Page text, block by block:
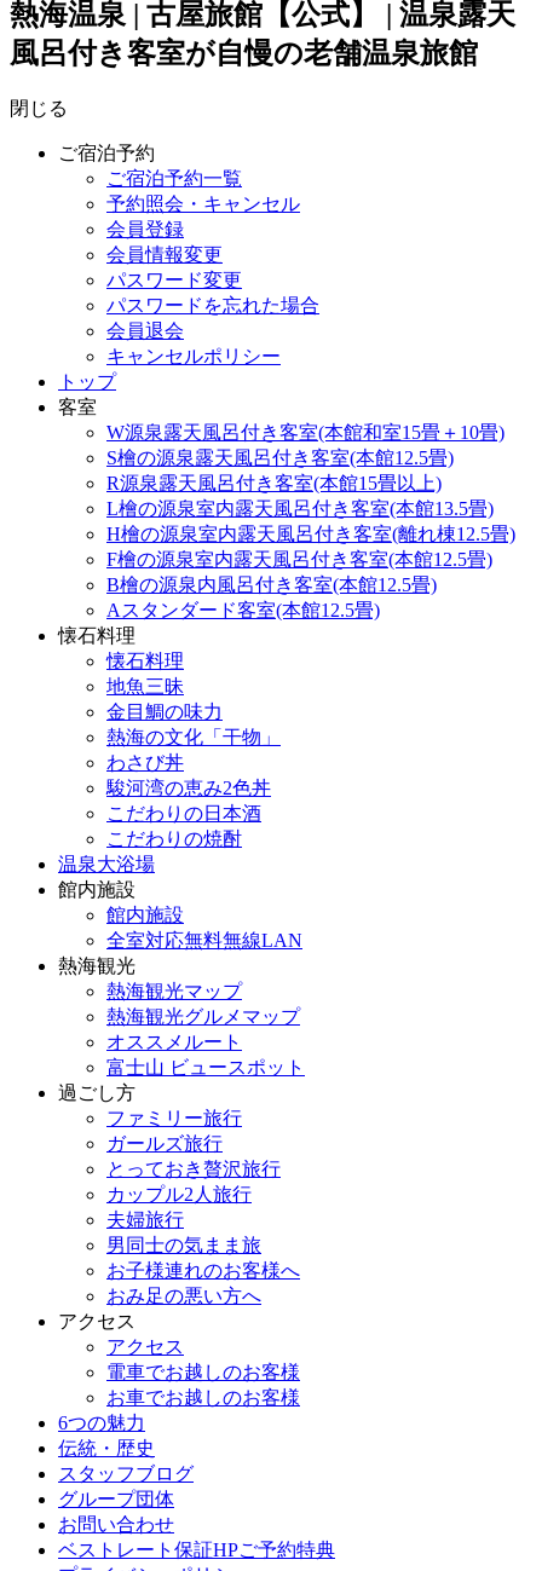
熱海温泉 | 古屋旅館【公式】 | 温泉露天
風呂付き客室が自慢の老舗温泉旅館
閉じる
ご宿泊予約
ご宿泊予約一覧
予約照会・キャンセル
会員登録
会員情報変更
パスワード変更
パスワードを忘れた場合
会員退会
キャンセルポリシー
トップ
客室
W源泉露天風呂付き客室(本館和室15畳＋10畳)
S檜の源泉露天風呂付き客室(本館12.5畳)
R源泉露天風呂付き客室(本館15畳以上)
L檜の源泉室内露天風呂付き客室(本館13.5畳)
H檜の源泉室内露天風呂付き客室(離れ棟12.5畳)
F檜の源泉室内露天風呂付き客室(本館12.5畳)
B檜の源泉内風呂付き客室(本館12.5畳)
Aスタンダード客室(本館12.5畳)
懐石料理
懐石料理
地魚三昧
金目鯛の味力
熱海の文化「干物」
わさび丼
駿河湾の恵み2色丼
こだわりの日本酒
こだわりの焼酎
温泉大浴場
館内施設
館内施設
全室対応無料無線LAN
熱海観光
熱海観光マップ
熱海観光グルメマップ
オススメルート
富士山 ビュースポット
過ごし方
ファミリー旅行
ガールズ旅行
とっておき贅沢旅行
カップル2人旅行
夫婦旅行
男同士の気まま旅
お子様連れのお客様へ
おみ足の悪い方へ
アクセス
アクセス
電車でお越しのお客様
お車でお越しのお客様
6つの魅力
伝統・歴史
スタッフブログ
グループ団体
お問い合わせ
ベストレート保証HPご予約特典